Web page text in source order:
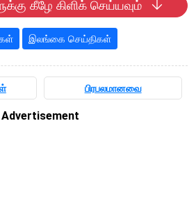
கீழே கிளிக் செய்யவும்
இலங்கை செய்திகள்
பிரபலமானவை
Advertisement